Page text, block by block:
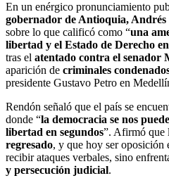
En un enérgico pronunciamiento
gobernador de Antioquia,
sobre lo que calificó como “una
libertad y el Estado de Derecho
tras el atentado contra el senador
aparición de criminales
presidente Gustavo Petro en
Rendón señaló que el país se
donde “la democracia se nos
libertad en segundos”. Afirmó que
regresado, y que hoy ser
recibir ataques verbales, sino
y persecución judicial.